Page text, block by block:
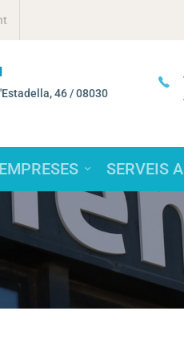
93 284 64 69 / 93 415 94 17
SERVEIS